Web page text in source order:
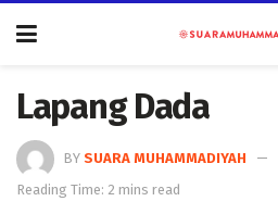
Lapang Dada
BY SUARA MUHAMMADIYAH
Reading Time: 2 mins read